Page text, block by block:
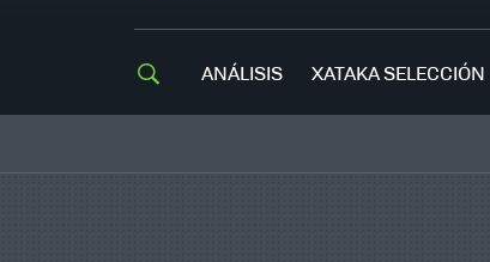
ANÁLISIS XATAKA SELECCIÓN